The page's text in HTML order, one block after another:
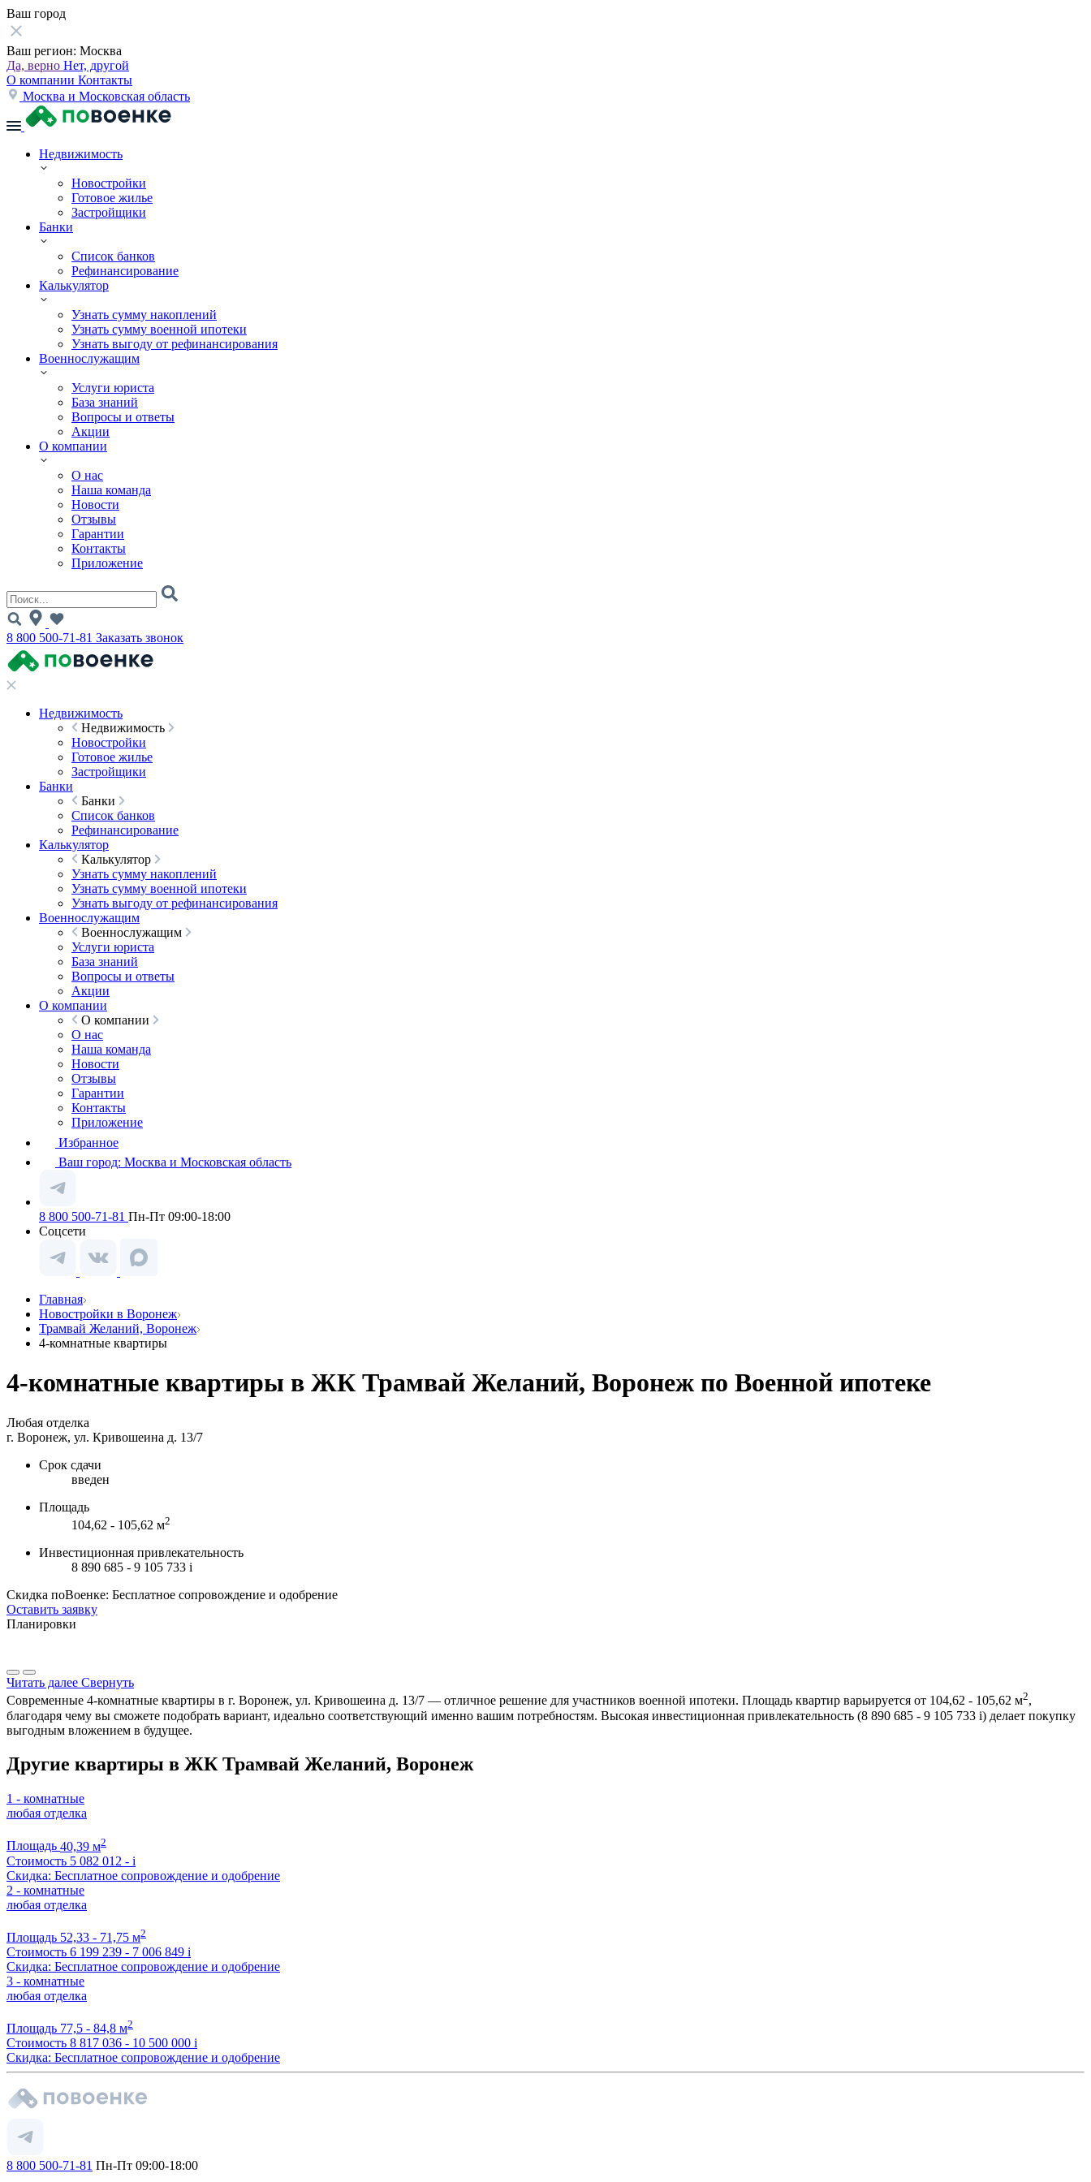
Ваш город
Ваш регион: Москва
Да, верно Нет, другой
О компании Контакты
Москва и Московская область
Недвижимость
Новостройки
Готовое жилье
Застройщики
Банки
Список банков
Рефинансирование
Калькулятор
Узнать сумму накоплений
Узнать сумму военной ипотеки
Узнать выгоду от рефинансирования
Военнослужащим
Услуги юриста
База знаний
Вопросы и ответы
Акции
О компании
О нас
Наша команда
Новости
Отзывы
Гарантии
Контакты
Приложение
8 800 500-71-81 Заказать звонок
Недвижимость
Недвижимость
Новостройки
Готовое жилье
Застройщики
Банки
Банки
Список банков
Рефинансирование
Калькулятор
Калькулятор
Узнать сумму накоплений
Узнать сумму военной ипотеки
Узнать выгоду от рефинансирования
Военнослужащим
Военнослужащим
Услуги юриста
База знаний
Вопросы и ответы
Акции
О компании
О компании
О нас
Наша команда
Новости
Отзывы
Гарантии
Контакты
Приложение
Избранное
Ваш город: Москва и Московская область
8 800 500-71-81 Пн-Пт 09:00-18:00
Соцсети
Главная
Новостройки в Воронеж
Трамвай Желаний, Воронеж
4-комнатные квартиры
4-комнатные квартиры в ЖК Трамвай Желаний, Воронеж по Военной ипотеке
Любая отделка
г. Воронеж, ул. Кривошеина д. 13/7
Срок сдачи
введен
Площадь
104,62 - 105,62 м2
Инвестиционная привлекательность
8 890 685 - 9 105 733 i
Скидка поВоенке: Бесплатное сопровождение и одобрение
Оставить заявку
Планировки
Читать далее Свернуть
Современные 4-комнатные квартиры в г. Воронеж, ул. Кривошеина д. 13/7 — отличное решение для участников военной ипотеки. Площадь квартир варьируется от 104,62 - 105,62 м2,
благодаря чему вы сможете подобрать вариант, идеально соответствующий именно вашим потребностям. Высокая инвестиционная привлекательность (8 890 685 - 9 105 733 i) делает покупку
выгодным вложением в будущее.
Другие квартиры в ЖК Трамвай Желаний, Воронеж
1 - комнатные
любая отделка
Площадь 40,39 м2
Стоимость 5 082 012 - i
Скидка: Бесплатное сопровождение и одобрение
2 - комнатные
любая отделка
Площадь 52,33 - 71,75 м2
Стоимость 6 199 239 - 7 006 849 i
Скидка: Бесплатное сопровождение и одобрение
3 - комнатные
любая отделка
Площадь 77,5 - 84,8 м2
Стоимость 8 817 036 - 10 500 000 i
Скидка: Бесплатное сопровождение и одобрение
8 800 500-71-81 Пн-Пт 09:00-18:00